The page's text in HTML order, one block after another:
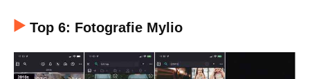
Top 6: Fotografie Mylio